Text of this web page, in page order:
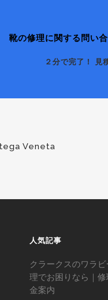
靴の修理に関する問い
２分で完了！ 見
Veneta
人気記事
クラークスのワラ
理でお困りなら｜
金案内